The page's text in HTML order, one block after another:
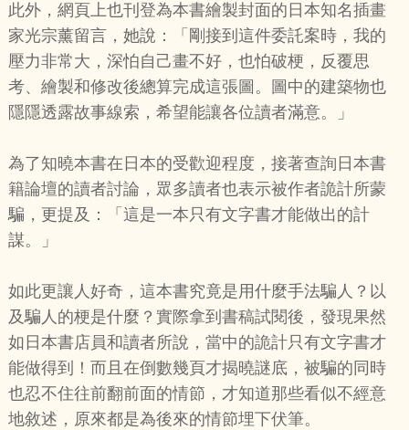
此外，網頁上也刊登為本書繪製封面的日本知名插畫
家光宗薰留言，她說：「剛接到這件委託案時，我的
壓力非常大，深怕自己畫不好，也怕破梗，反覆思
考、繪製和修改後總算完成這張圖。圖中的建築物也
隱隱透露故事線索，希望能讓各位讀者滿意。」
為了知曉本書在日本的受歡迎程度，接著查詢日本書
籍論壇的讀者討論，眾多讀者也表示被作者詭計所蒙
騙，更提及：「這是一本只有文字書才能做出的計
謀。」
如此更讓人好奇，這本書究竟是用什麼手法騙人？以
及騙人的梗是什麼？實際拿到書稿試閱後，發現果然
如日本書店員和讀者所說，當中的詭計只有文字書才
能做得到！而且在倒數幾頁才揭曉謎底，被騙的同時
也忍不住往前翻前面的情節，才知道那些看似不經意
地敘述，原來都是為後來的情節埋下伏筆。